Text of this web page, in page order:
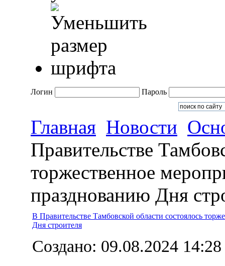
Логин Пароль
Главная Новости
Правительстве
торжественное
празднованию Дня
В Правительстве Тамбовской области состоялось
Дня строителя
Создано: 09.08.2024 14:28